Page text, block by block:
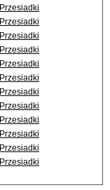
Przesiadki
Przesiadki
Przesiadki
Przesiadki
Przesiadki
Przesiadki
Przesiadki
Przesiadki
Przesiadki
Przesiadki
Przesiadki
Przesiadki